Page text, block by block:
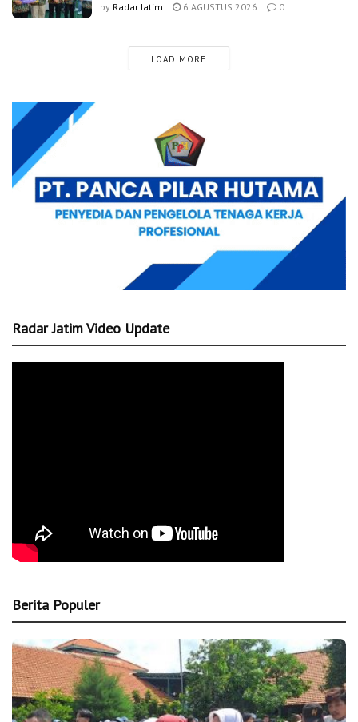
by Radar Jatim 6 AGUSTUS 2026 0
LOAD MORE
Radar Jatim Video Update
Berita Populer